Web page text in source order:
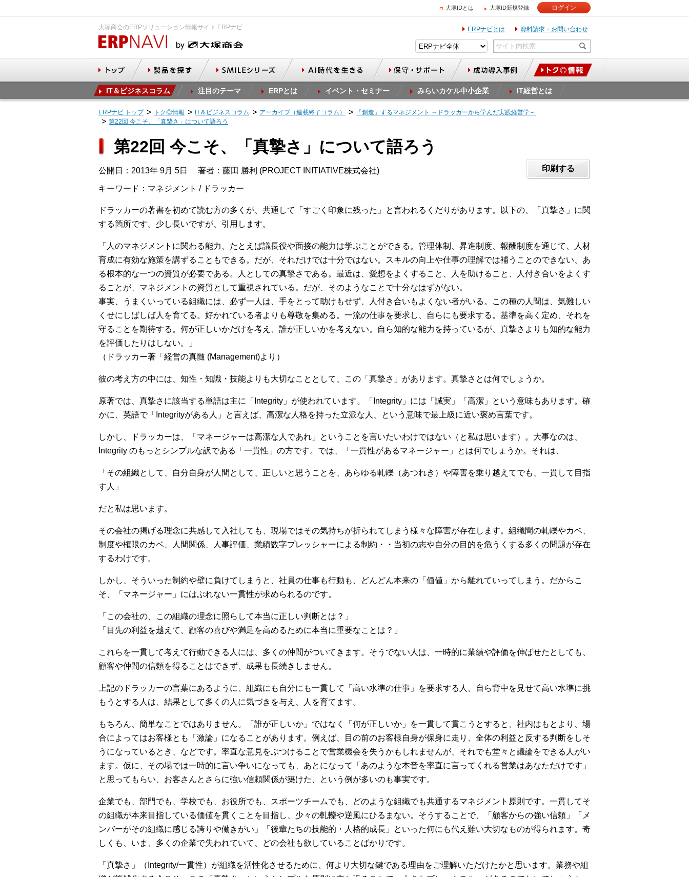
大塚IDとは 大塚ID新規登録 ログイン
大塚商会のERPソリューション情報サイト ERPナビ ERPナビとは 資料請求・お問い合わせ
IT＆ビジネスコラム 注目のテーマ ERPとは イベント・セミナー みらいカケル中小企業 IT経営とは
ERPナビ トップ トク◎情報 IT＆ビジネスコラム アーカイブ（連載終了コラム）
「創造」するマネジメント ～ドラッカーから学んだ実践経営学～
第22回 今こそ、「真摯さ」について語ろう
第22回 今こそ、「真摯さ」について語ろう
公開日：2013年 9月 5日 著者：藤田 勝利 (PROJECT INITIATIVE株式会社)
キーワード：マネジメント / ドラッカー
印刷する
ドラッカーの著書を初めて読む方の多くが、共通して「すごく印象に残った」と言われるくだりがあります。以下の、「真摯さ」に関
する箇所です。少し長いですが、引用します。
「人のマネジメントに関わる能力、たとえば議長役や面接の能力は学ぶことができる。管理体制、昇進制度、報酬制度を通じて、人材
育成に有効な施策を講ずることもできる。だが、それだけでは十分ではない。スキルの向上や仕事の理解では補うことのできない、あ
る根本的な一つの資質が必要である。人としての真摯さである。最近は、愛想をよくすること、人を助けること、人付き合いをよくす
ることが、マネジメントの資質として重視されている。だが、そのようなことで十分なはずがない。
事実、うまくいっている組織には、必ず一人は、手をとって助けもせず、人付き合いもよくない者がいる。この種の人間は、気難しい
くせにしばしば人を育てる。好かれている者よりも尊敬を集める。一流の仕事を要求し、自らにも要求する。基準を高く定め、それを
守ることを期待する。何が正しいかだけを考え、誰が正しいかを考えない。自ら知的な能力を持っているが、真摯さよりも知的な能力
を評価したりはしない。」
（ドラッカー著「経営の真髄 (Management)より）
彼の考え方の中には、知性・知識・技能よりも大切なこととして、この「真摯さ」があります。真摯さとは何でしょうか。
原著では、真摯さに該当する単語は主に「Integrity」が使われています。「Integrity」には「誠実」「高潔」という意味もあります。確
かに、英語で「Integrityがある人」と言えば、高潔な人格を持った立派な人、という意味で最上級に近い褒め言葉です。
しかし、ドラッカーは、「マネージャーは高潔な人であれ」ということを言いたいわけではない（と私は思います）。大事なのは、
Integrity のもっとシンプルな訳である「一貫性」の方です。では、「一貫性があるマネージャー」とは何でしょうか。それは、
「その組織として、自分自身が人間として、正しいと思うことを、あらゆる軋轢（あつれき）や障害を乗り越えてでも、一貫して目指
す人」
だと私は思います。
その会社の掲げる理念に共感して入社しても、現場ではその気持ちが折られてしまう様々な障害が存在します。組織間の軋轢やカベ、
制度や権限のカベ、人間関係、人事評価、業績数字プレッシャーによる制約・・当初の志や自分の目的を危うくする多くの問題が存在
するわけです。
しかし、そういった制約や壁に負けてしまうと、社員の仕事も行動も、どんどん本来の「価値」から離れていってしまう。だからこ
そ、「マネージャー」にはぶれない一貫性が求められるのです。
「この会社の、この組織の理念に照らして本当に正しい判断とは？」
「目先の利益を越えて、顧客の喜びや満足を高めるために本当に重要なことは？」
これらを一貫して考えて行動できる人には、多くの仲間がついてきます。そうでない人は、一時的に業績や評価を伸ばせたとしても、
顧客や仲間の信頼を得ることはできず、成果も長続きしません。
上記のドラッカーの言葉にあるように、組織にも自分にも一貫して「高い水準の仕事」を要求する人、自ら背中を見せて高い水準に挑
もうとする人は、結果として多くの人に気づきを与え、人を育てます。
もちろん、簡単なことではありません。「誰が正しいか」ではなく「何が正しいか」を一貫して貫こうとすると、社内はもとより、場
合によってはお客様とも「激論」になることがあります。例えば、目の前のお客様自身が保身に走り、全体の利益と反する判断をしそ
うになっているとき、などです。率直な意見をぶつけることで営業機会を失うかもしれませんが、それでも堂々と議論をできる人がい
ます。仮に、その場では一時的に言い争いになっても、あとになって「あのような本音を率直に言ってくれる営業はあなただけです」
と思ってもらい、お客さんとさらに強い信頼関係が築けた、という例が多いのも事実です。
企業でも、部門でも、学校でも、お役所でも、スポーツチームでも、どのような組織でも共通するマネジメント原則です。一貫してそ
の組織が本来目指している価値を貫くことを目指し、少々の軋轢や逆風にひるまない。そうすることで、「顧客からの強い信頼」「メ
ンバーがその組織に感じる誇りや働きがい」「後輩たちの技能的・人格的成長」といった何にも代え難い大切なものが得られます。奇
しくも、いま、多くの企業で失われていて、どの会社も欲していることばかりです。
「真摯さ」（Integrity/一貫性）が組織を活性化させるために、何より大切な鍵である理由をご理解いただけたかと思います。業務や組